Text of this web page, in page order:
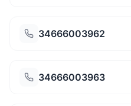
34666003962
34666003963